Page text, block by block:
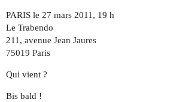
PARIS le 27 mars 2011, 19 h
Le Trabendo
211, avenue Jean Jaures
75019 Paris
Qui vient ?
Bis bald !